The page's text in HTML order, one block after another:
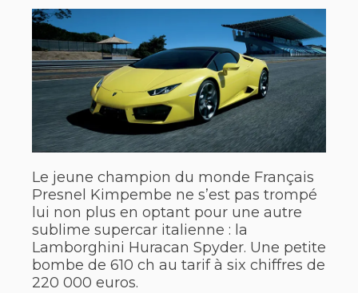
Le jeune champion du monde Français
Presnel Kimpembe ne s’est pas trompé
lui non plus en optant pour une autre
sublime supercar italienne : la
Lamborghini Huracan Spyder. Une petite
bombe de 610 ch au tarif à six chiffres de
220 000 euros.